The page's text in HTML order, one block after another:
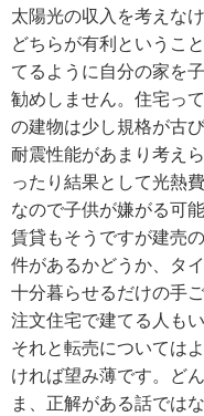
太陽光の収入を考えな
どちらが有利というこ
てるように自分の家を
勧めしません。住宅っ
の建物は少し規格が古
耐震性能があまり考え
ったり結果として光熱
なので子供が嫌がる可
賃貸もそうですが建売
件があるかどうか、タ
十分暮らせるだけの手
注文住宅で建てる人もい
それと転売については
ければ望み薄です。ど
ま、正解がある話では